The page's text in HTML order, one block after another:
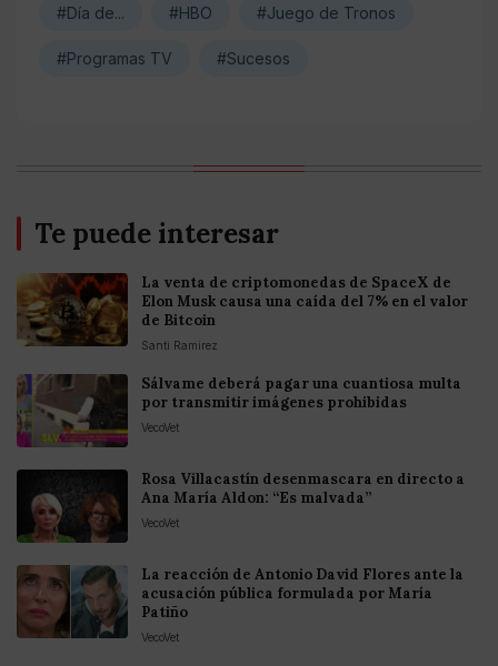
#Día de... #HBO #Juego de Tronos
#Programas TV #Sucesos
Te puede interesar
La venta de criptomonedas de SpaceX de
Elon Musk causa una caída del 7% en el valor
de Bitcoin
Santi Ramirez
Sálvame deberá pagar una cuantiosa multa
por transmitir imágenes prohibidas
VecoVet
Rosa Villacastín desenmascara en directo a
Ana María Aldon: “Es malvada”
VecoVet
La reacción de Antonio David Flores ante la
acusación pública formulada por María
Patiño
VecoVet